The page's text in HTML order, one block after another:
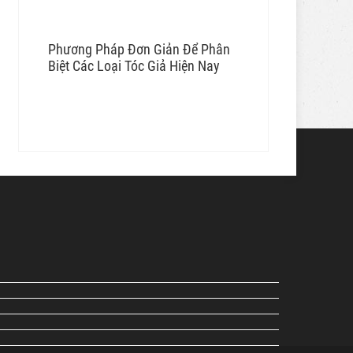
Phương Pháp Đơn Giản Để Phân
Biệt Các Loại Tóc Giả Hiện Nay